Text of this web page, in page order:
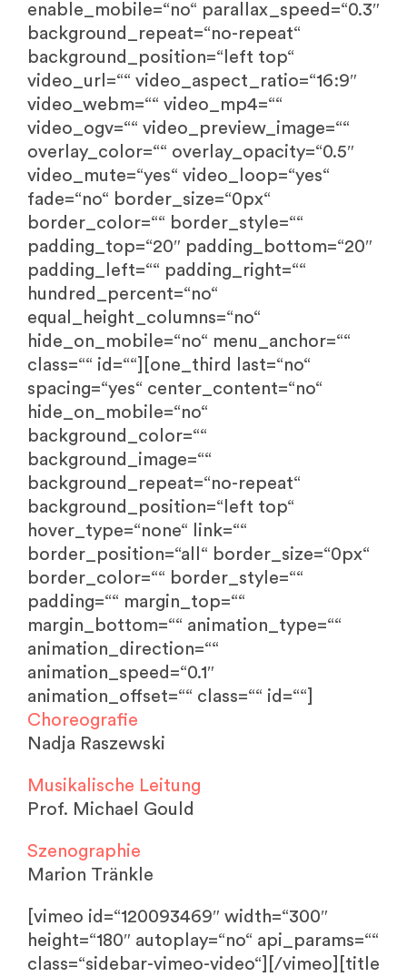
enable_mobile=“no“ parallax_speed=“0.3″
background_repeat=“no-repeat“
background_position=“left top“
video_url=““ video_aspect_ratio=“16:9″
video_webm=““ video_mp4=““
video_ogv=““ video_preview_image=““
overlay_color=““ overlay_opacity=“0.5″
video_mute=“yes“ video_loop=“yes“
fade=“no“ border_size=“0px“
border_color=““ border_style=““
padding_top=“20″ padding_bottom=“20″
padding_left=““ padding_right=““
hundred_percent=“no“
equal_height_columns=“no“
hide_on_mobile=“no“ menu_anchor=““
class=““ id=““][one_third last=“no“
spacing=“yes“ center_content=“no“
hide_on_mobile=“no“
background_color=““
background_image=““
background_repeat=“no-repeat“
background_position=“left top“
hover_type=“none“ link=““
border_position=“all“ border_size=“0px“
border_color=““ border_style=““
padding=““ margin_top=““
margin_bottom=““ animation_type=““
animation_direction=““
animation_speed=“0.1″
animation_offset=““ class=““ id=““]
Choreografie
Nadja Raszewski
Musikalische Leitung
Prof. Michael Gould
Szenographie
Marion Tränkle
[vimeo id=“120093469″ width=“300″
height=“180″ autoplay=“no“ api_params=““
class=“sidebar-vimeo-video“][/vimeo][title